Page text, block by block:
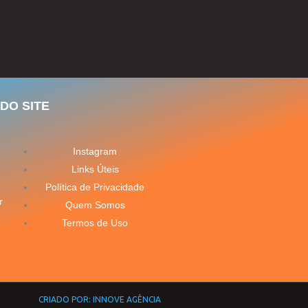
SITE
Instagram
Links Úteis
Política de Privacidade
Quem Somos
Termos de Uso
CRIADO POR: INNOVE AGÊNCIA